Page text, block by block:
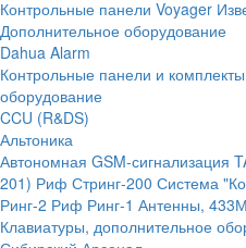
Контрольные панели Voyager
Дополнительное оборудование
Dahua Alarm
Контрольные панели и комплекты
оборудование
CCU (R&DS)
Альтоника
Автономная GSM-сигнализация
201) Риф Стринг-200 Система
Ринг-2 Риф Ринг-1 Антенны,
Клавиатуры, дополнительное